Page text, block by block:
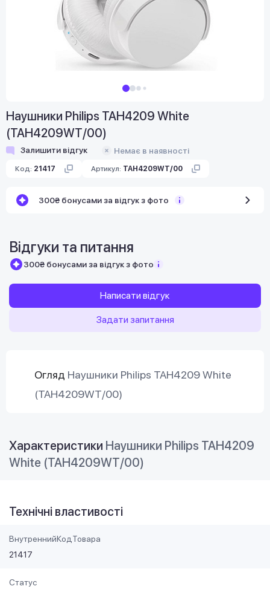
Наушники Philips TAH4209 White
(TAH4209WT/00)
Залишити відгук Немає в наявності
Код: 21417 Артикул: TAH4209WT/00
300₴ бонусами за відгук з фото
Відгуки та питання
300₴ бонусами за відгук з фото
Написати відгук
Задати запитання
Огляд Наушники Philips TAH4209 White
(TAH4209WT/00)
Характеристики Наушники Philips TAH4209
White (TAH4209WT/00)
Технічні властивості
ВнутреннийКодТовара
21417
Статус